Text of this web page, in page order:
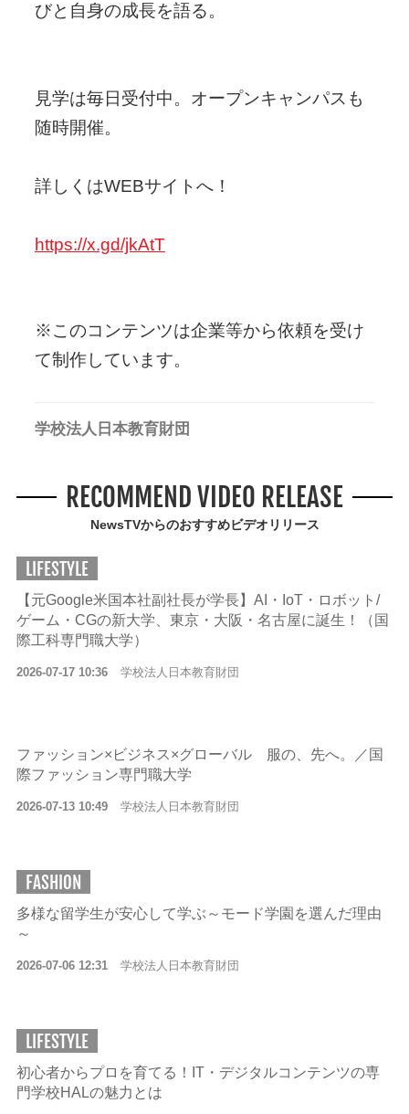
びと自身の成長を語る。
見学は毎日受付中。オープンキャンパスも
随時開催。
詳しくはWEBサイトへ！
https://x.gd/jkAtT
※このコンテンツは企業等から依頼を受け
て制作しています。
学校法人日本教育財団
RECOMMEND VIDEO RELEASE
NewsTVからのおすすめビデオリリース
LIFESTYLE
【元Google米国本社副社長が学長】AI・IoT・ロボット/
ゲーム・CGの新大学、東京・大阪・名古屋に誕生！（国
際工科専門職大学）
2026-07-17 10:36 学校法人日本教育財団
ファッション×ビジネス×グローバル 服の、先へ。／国
際ファッション専門職大学
2026-07-13 10:49 学校法人日本教育財団
FASHION
多様な留学生が安心して学ぶ～モード学園を選んだ理由
～
2026-07-06 12:31 学校法人日本教育財団
LIFESTYLE
初心者からプロを育てる！IT・デジタルコンテンツの専
門学校HALの魅力とは